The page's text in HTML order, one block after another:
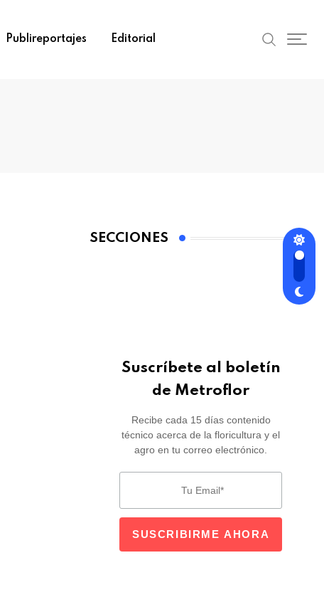
Publireportajes Editorial
SECCIONES
Suscríbete al boletín
de Metroflor
Recibe cada 15 días contenido
técnico acerca de la floricultura y el
agro en tu correo electrónico.